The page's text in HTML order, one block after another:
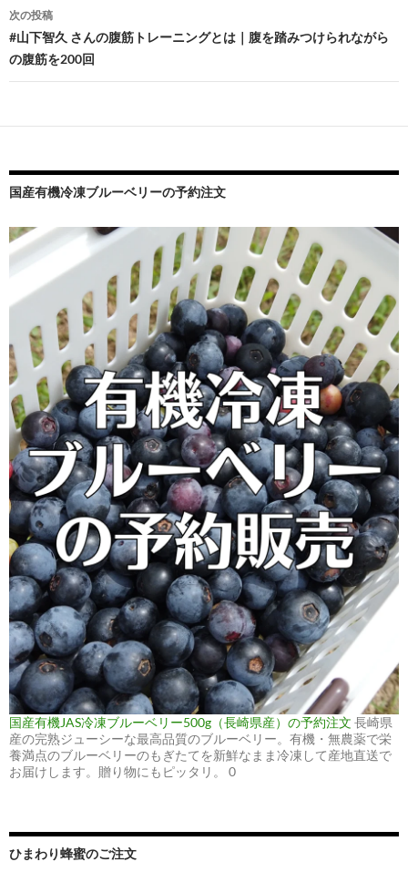
ビ
ゲ
ー
ン
次の投稿
#山下智久 さんの腹筋トレーニングとは｜腹を踏みつけられながら
の腹筋を200回
国産有機冷凍ブルーベリーの予約注文
国産有機JAS冷凍ブルーベリー500g（長崎県産）の予約注文 長崎県
産の完熟ジューシーな最高品質のブルーベリー。有機・無農薬で栄
養満点のブルーベリーのもぎたてを新鮮なまま冷凍して産地直送で
お届けします。贈り物にもピッタリ。 0
ひまわり蜂蜜のご注文